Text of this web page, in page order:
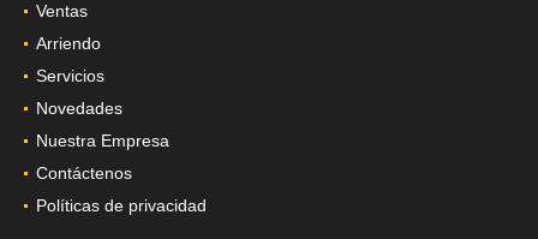
Ventas
Arriendo
Servicios
Novedades
Nuestra Empresa
Contáctenos
Políticas de privacidad